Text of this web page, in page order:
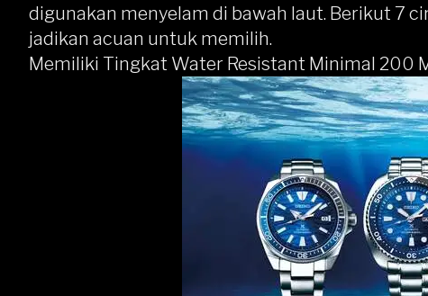
digunakan menyelam di bawah laut. Berikut 7
jadikan acuan untuk memilih.
Memiliki Tingkat Water Resistant Minimal 200